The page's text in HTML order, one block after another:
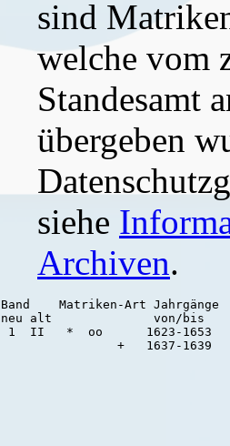
sind
welche vom
Standesamt
übergeben
siehe
Archiven.
Band    Matriken-Art
neu alt              von/bis
1  II   *  oo      1623-1653
+   1637-1639